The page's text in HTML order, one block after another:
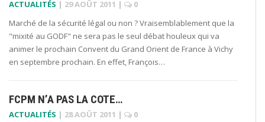
ACTUALITÉS | 29 AOÛT 2011 |
0
Marché de la sécurité légal ou non ? Vraisemblablement que la
"mixité au GODF" ne sera pas le seul débat houleux qui va
animer le prochain Convent du Grand Orient de France à Vichy
en septembre prochain. En effet, François…
FCPM N’A PAS LA COTE…
ACTUALITÉS | 28 AOÛT 2011 |
0